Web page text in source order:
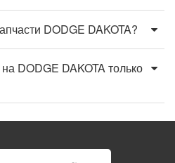
DODGE DAKOTA?
DODGE DAKOTA только